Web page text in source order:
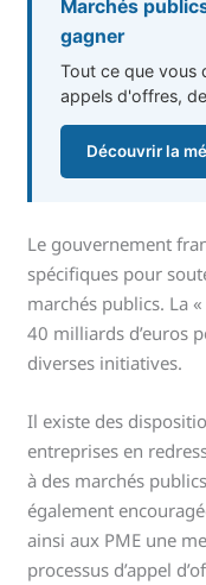
Marchés
gagner
Tout ce que vous
appels d'offres,
Découvrir la
Le gouvernement
spécifiques pour
marchés publics. La
40 milliards d’euros
diverses initiatives.
Il existe des
entreprises en
à des marchés
également
ainsi aux PME une
processus d’appel